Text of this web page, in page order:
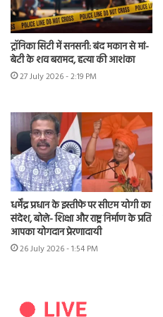
ट्रॉनिका सिटी में सनसनी: बंद मकान से मां-
बेटी के शव बरामद, हत्या की आशंका
27 July 2026 - 2:19 PM
धर्मेंद्र प्रधान के इस्तीफे पर सीएम योगी का
संदेश, बोले- शिक्षा और राष्ट्र निर्माण के प्रति
आपका योगदान प्रेरणादायी
26 July 2026 - 1:54 PM